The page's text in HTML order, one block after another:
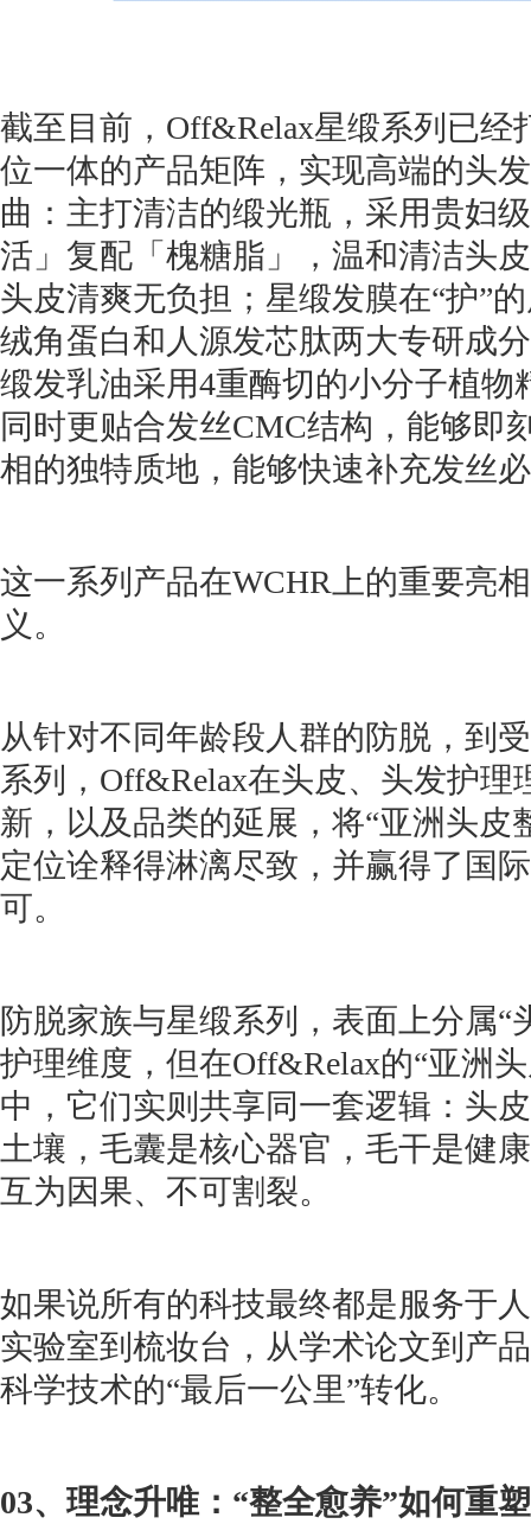
截至目前，Off&Relax星缎系列已经
位一体的产品矩阵，实现高端的头
曲：主打清洁的缎光瓶，采用贵妇
活」复配「槐糖脂」，温和清洁头
头皮清爽无负担；星缎发膜在“护”
绒角蛋白和人源发芯肽两大专研成
缎发乳油采用4重酶切的小分子植物
同时更贴合发丝CMC结构，能够即
相的独特质地，能够快速补充发丝
这一系列产品在WCHR上的重要亮
义。
从针对不同年龄段人群的防脱，到
系列，Off&Relax在头皮、头发护理
新，以及品类的延展，将“亚洲头皮
定位诠释得淋漓尽致，并赢得了国
可。
防脱家族与星缎系列，表面上分属“
护理维度，但在Off&Relax的“亚洲
中，它们实则共享同一套逻辑：头
土壤，毛囊是核心器官，毛干是健
互为因果、不可割裂。
如果说所有的科技最终都是服务于
实验室到梳妆台，从学术论文到产
科学技术的“最后一公里”转化。
03、理念升唯：“整全愈养”如何重